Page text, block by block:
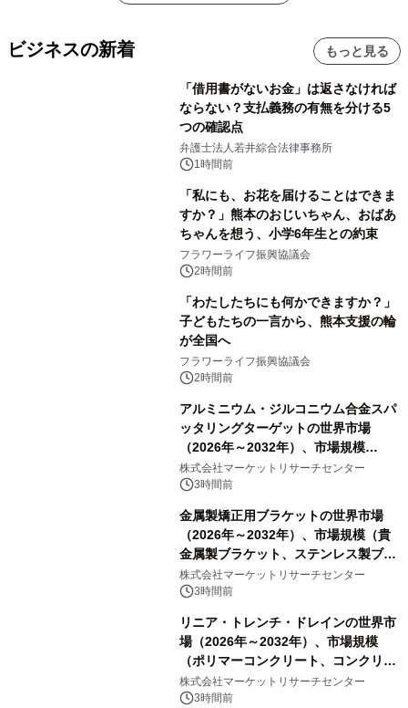
ビジネスの新着 もっと見る
「借用書がないお金」は返さなければ
ならない？支払義務の有無を分ける5
つの確認点
弁護士法人若井綜合法律事務所
1時間前
「私にも、お花を届けることはできま
すか？」熊本のおじいちゃん、おばあ
ちゃんを想う、小学6年生との約束
フラワーライフ振興協議会
2時間前
「わたしたちにも何かできますか？」
子どもたちの一言から、熊本支援の輪
が全国へ
フラワーライフ振興協議会
2時間前
アルミニウム・ジルコニウム合金スパ
ッタリングターゲットの世界市場
（2026年～2032年）、市場規模
（0.995、0.999、その他）・分析レポ
ートを発表
株式会社マーケットリサーチセンター
3時間前
金属製矯正用ブラケットの世界市場
（2026年～2032年）、市場規模（貴
金属製ブラケット、ステンレス製ブラ
ケット、純チタン製ブラケット）・分
析レポートを発表
株式会社マーケットリサーチセンター
3時間前
リニア・トレンチ・ドレインの世界市
場（2026年～2032年）、市場規模
（ポリマーコンクリート、コンクリー
ト、プラスチック、金属）・分析レポ
ートを発表
株式会社マーケットリサーチセンター
3時間前